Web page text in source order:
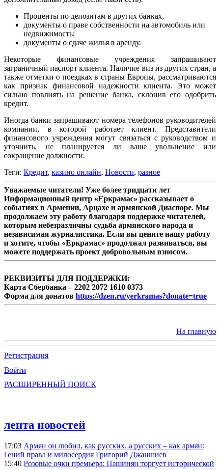
Проценты по депозитам в других банках,
документы о праве собственности на автомобиль или
недвижимость;
документы о сдаче жилья в аренду.
Некоторые финансовые учреждения запрашивают
заграничный паспорт клиента. Наличие виз из других стран, а
также отметки о поездках в страны Европы, рассматриваются
как признак финансовой надежности клиента. Это может
сильно повлиять на решение банка, склонив его одобрить
кредит.
Иногда банки запрашивают номера телефонов руководителей
компании, в которой работает клиент. Представители
финансового учреждения могут связаться с руководством и
уточнить, не планируется ли ваше увольнение или
сокращение должности.
Теги: Кредит, казино онлайн, Новости, разное
Уважаемые читатели! Уже более тридцати лет
Информационный центр «Еркрамас» рассказывает о
событиях в Армении, Арцахе и армянской Диаспоре. Мы
продолжаем эту работу благодаря поддержке читателей,
которым небезразличны судьба армянского народа и
независимая журналистика. Если вы цените нашу работу
и хотите, чтобы «Еркрамас» продолжал развиваться, вы
можете поддержать проект добровольным взносом.
РЕКВИЗИТЫ ДЛЯ ПОДДЕРЖКИ:
Карта Сбербанка – 2202 2072 1610 0373
Форма для донатов https://dzen.ru/yerkramas?donate=true
На главную
Регистрация
Войти
РАСШИРЕННЫЙ ПОИСК
лента новостей
17:03 Армян он любил, как русских, а русских – как армян:
Гений права и милосердия Григорий Джаншиев
15:40 Розовые очки премьера: Пашинян торгует исторической